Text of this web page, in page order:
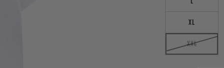
XL
XXL